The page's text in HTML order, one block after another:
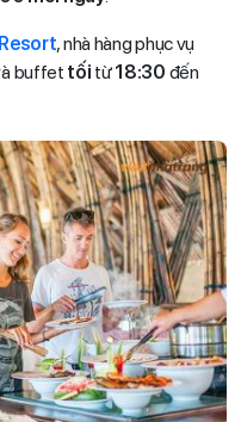
, nhà hàng phục vụ
buffet tối từ18:30 đến